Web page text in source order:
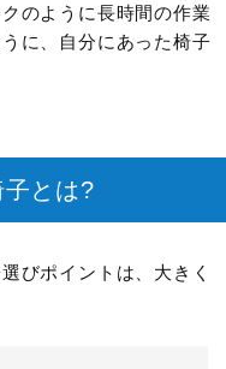
のように長時間の作業
に、自分にあった椅子
とは?
びポイントは、大きく